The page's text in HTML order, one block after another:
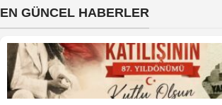
EN GÜNCEL HABERLER